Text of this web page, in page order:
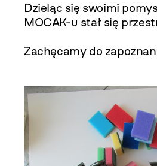
Dzieląc się swoimi
MOCAK-u stał się
Zachęcamy do